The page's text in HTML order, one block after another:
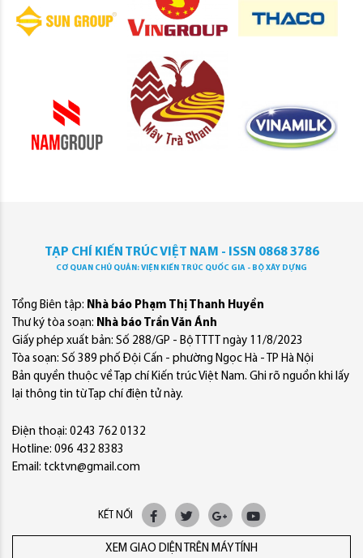
TẠP CHÍ KIẾN TRÚC VIỆT NAM - ISSN 0868 3786
CƠ QUAN CHỦ QUẢN: VIỆN KIẾN TRÚC QUỐC GIA - BỘ XÂY DỰNG
Tổng Biên tập: Nhà báo Phạm Thị Thanh Huyền
Thư ký tòa soạn: Nhà báo Trần Văn Ánh
Giấy phép xuất bản: Số 288/GP - Bộ TTTT ngày 11/8/2023
Tòa soạn: Số 389 phố Đội Cấn - phường Ngọc Hà - TP Hà Nội
Bản quyền thuộc về Tạp chí Kiến trúc Việt Nam. Ghi rõ nguồn khi lấy
lại thông tin từ Tạp chí điện tử này.
Điện thoại: 0243 762 0132
Hotline: 096 432 8383
Email: tcktvn@gmail.com
KẾT NỐI
XEM GIAO DIỆN TRÊN MÁY TÍNH